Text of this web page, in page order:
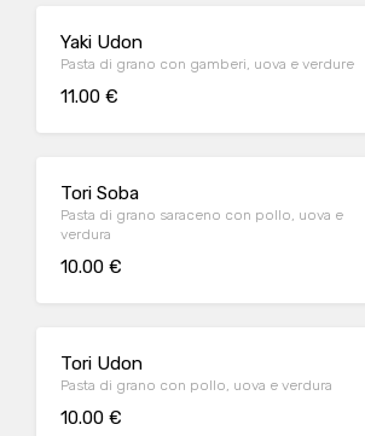
Yaki Udon
Pasta di grano con gamberi, uova e verdure
11.00 €
Tori Soba
Pasta di grano saraceno con pollo, uova e
verdura
10.00 €
Tori Udon
Pasta di grano con pollo, uova e verdura
10.00 €